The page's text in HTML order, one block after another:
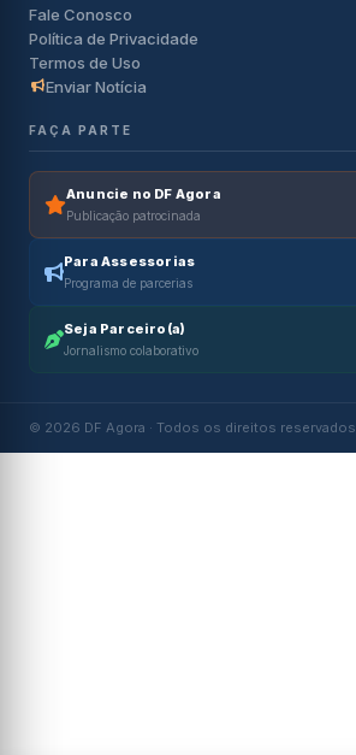
Fale Conosco
Política de Privacidade
Termos de Uso
Enviar Notícia
FAÇA PARTE
Anuncie no DF Agora
Publicação patrocinada
Para Assessorias
Programa de parcerias
Seja Parceiro(a)
Jornalismo colaborativo
© 2026 DF Agora · Todos os direitos reservados